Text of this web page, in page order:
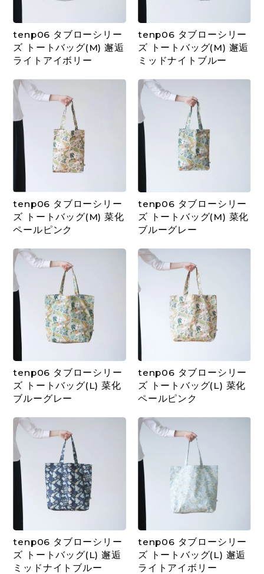
tenp06 タブローシリー
ズ トートバッグ(M) 邂逅
ライトアイボリー
tenp06 タブローシリー
ズ トートバッグ(M) 邂逅
ミッドナイトブルー
tenp06 タブローシリー
ズ トートバッグ(M) 菜化
ペールピンク
tenp06 タブローシリー
ズ トートバッグ(M) 菜化
ブルーグレー
tenp06 タブローシリー
ズ トートバッグ(L) 菜化
ブルーグレー
tenp06 タブローシリー
ズ トートバッグ(L) 菜化
ペールピンク
tenp06 タブローシリー
ズ トートバッグ(L) 邂逅
ミッドナイトブルー
tenp06 タブローシリー
ズ トートバッグ(L) 邂逅
ライトアイボリー